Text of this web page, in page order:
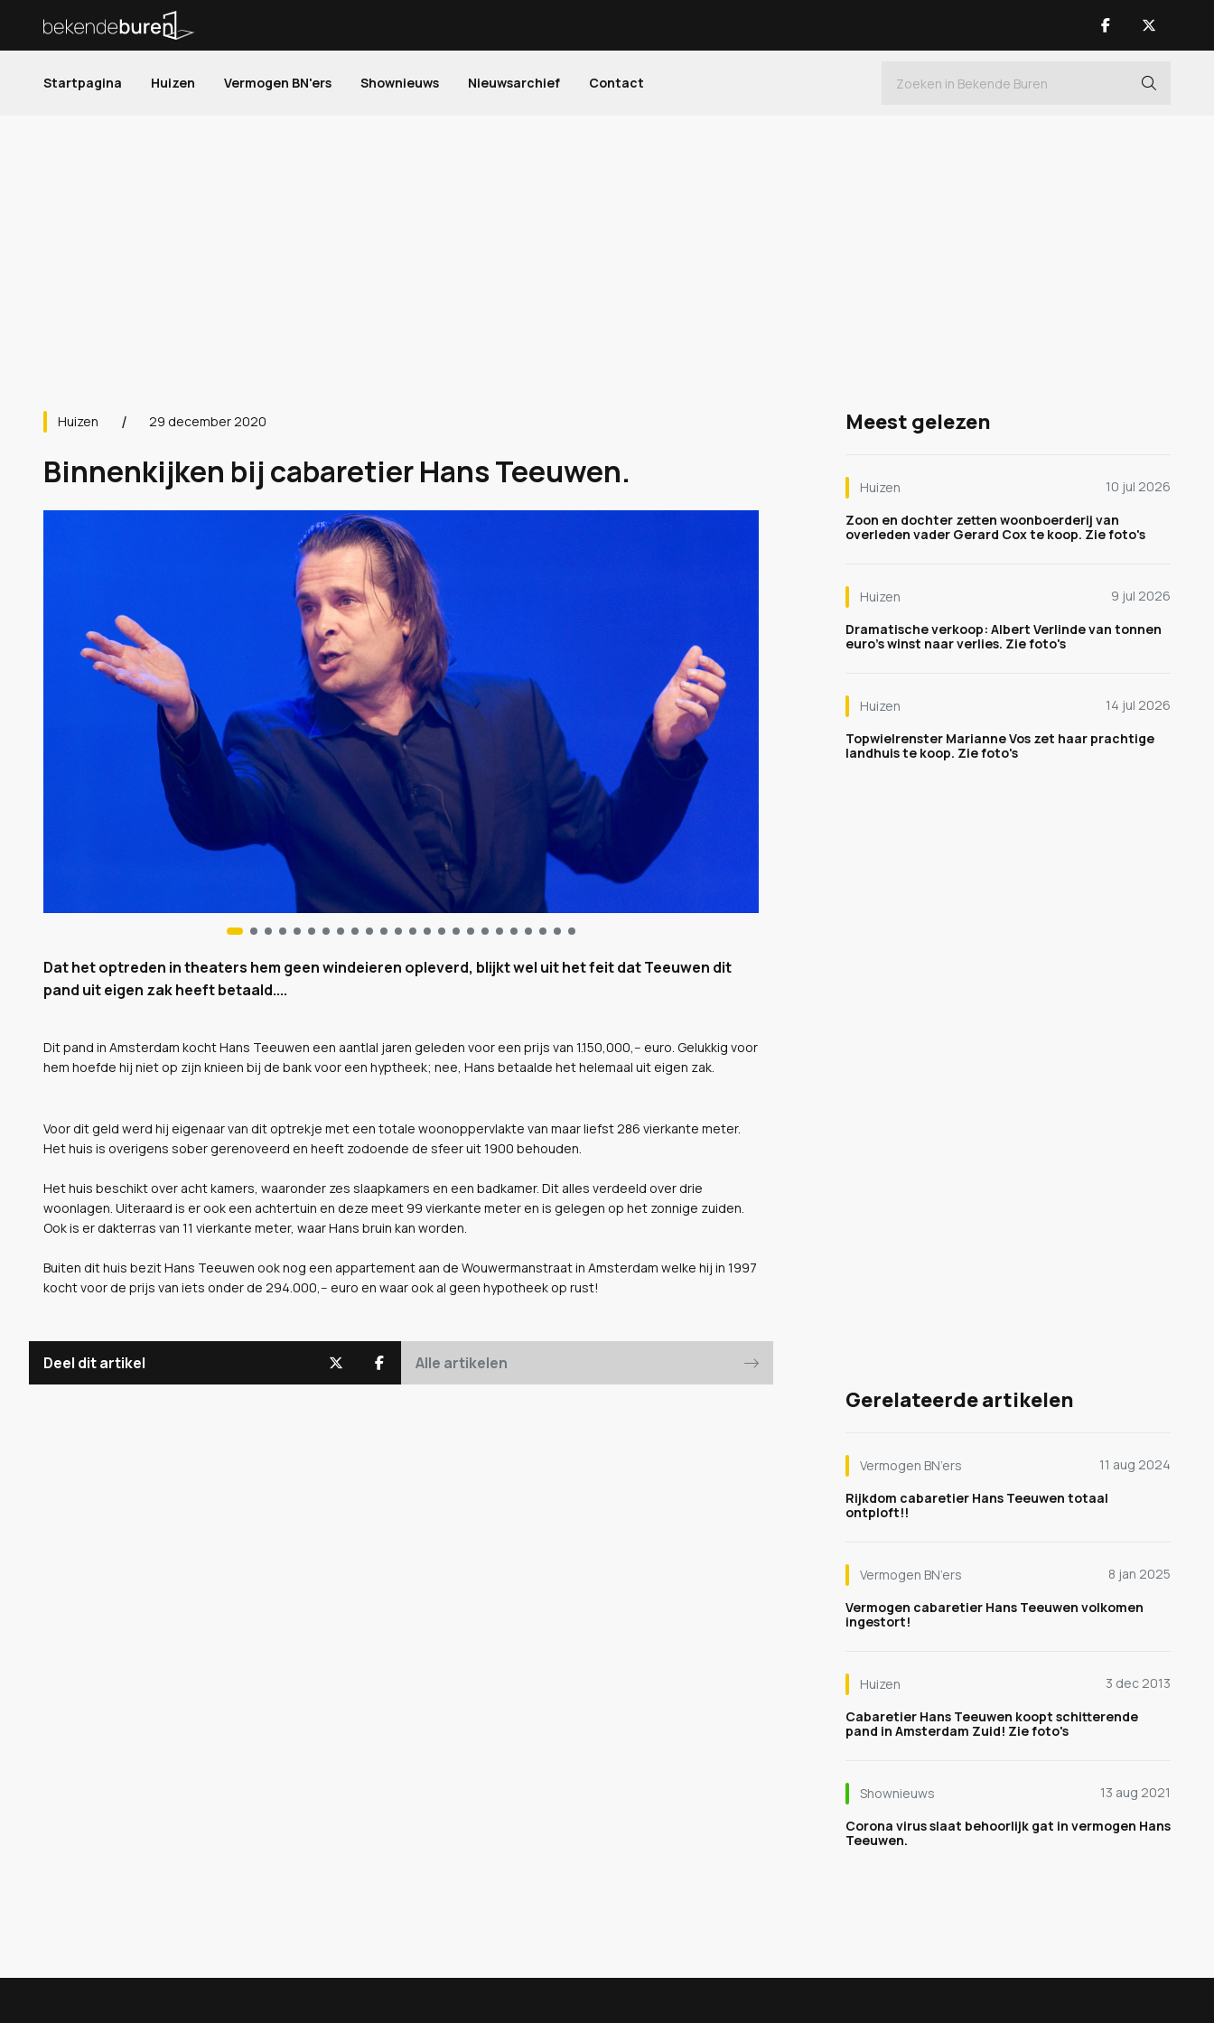
Startpagina Huizen Vermogen BN'ers Shownieuws Nieuwsarchief Contact
Huizen 29 december 2020
Binnenkijken bij cabaretier Hans Teeuwen.
Dat het optreden in theaters hem geen windeieren opleverd, blijkt wel uit het feit dat Teeuwen dit
pand uit eigen zak heeft betaald....
Dit pand in Amsterdam kocht Hans Teeuwen een aantlal jaren geleden voor een prijs van 1.150,000,-- euro. Gelukkig voor
hem hoefde hij niet op zijn knieen bij de bank voor een hyptheek; nee, Hans betaalde het helemaal uit eigen zak.
Voor dit geld werd hij eigenaar van dit optrekje met een totale woonoppervlakte van maar liefst 286 vierkante meter.
Het huis is overigens sober gerenoveerd en heeft zodoende de sfeer uit 1900 behouden.
Het huis beschikt over acht kamers, waaronder zes slaapkamers en een badkamer. Dit alles verdeeld over drie
woonlagen. Uiteraard is er ook een achtertuin en deze meet 99 vierkante meter en is gelegen op het zonnige zuiden.
Ook is er dakterras van 11 vierkante meter, waar Hans bruin kan worden.
Buiten dit huis bezit Hans Teeuwen ook nog een appartement aan de Wouwermanstraat in Amsterdam welke hij in 1997
kocht voor de prijs van iets onder de 294.000,-- euro en waar ook al geen hypotheek op rust!
Deel dit artikel Alle artikelen
Meest gelezen
Huizen
10 jul 2026
Zoon en dochter zetten woonboerderij van
overleden vader Gerard Cox te koop. Zie foto's
Huizen
9 jul 2026
Dramatische verkoop: Albert Verlinde van tonnen
euro's winst naar verlies. Zie foto's
Huizen
14 jul 2026
Topwielrenster Marianne Vos zet haar prachtige
landhuis te koop. Zie foto's
Gerelateerde artikelen
Vermogen BN’ers
11 aug 2024
Rijkdom cabaretier Hans Teeuwen totaal
ontploft!!
Vermogen BN’ers
8 jan 2025
Vermogen cabaretier Hans Teeuwen volkomen
ingestort!
Huizen
3 dec 2013
Cabaretier Hans Teeuwen koopt schitterende
pand in Amsterdam Zuid! Zie foto's
Shownieuws
13 aug 2021
Corona virus slaat behoorlijk gat in vermogen Hans
Teeuwen.